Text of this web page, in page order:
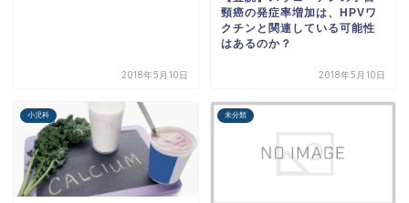
2018年5月10日
頸癌の発症率増加は、HPVワ
クチンと関連している可能性
はあるのか？
2018年5月10日
小児科 未分類